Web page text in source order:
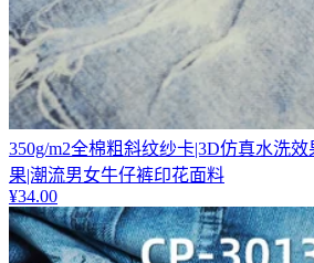
350g/m2全棉粗斜纹纱卡|3D仿真水洗
果|潮流男女牛仔裤印花面料
¥34.00